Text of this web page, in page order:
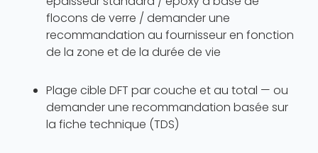
flocons de verre / demander une
recommandation au fournisseur en fonction
de la zone et de la durée de vie
Plage cible DFT par couche et au total — ou
demander une recommandation basée sur
la fiche technique (TDS)